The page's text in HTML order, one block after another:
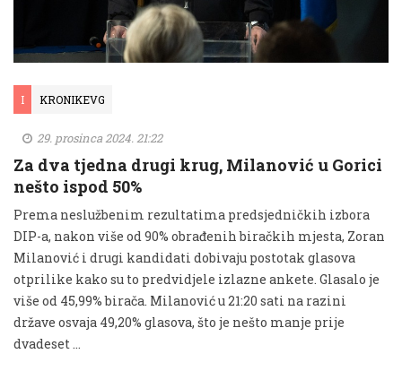
I KRONIKEVG
29. prosinca 2024. 21:22
Za dva tjedna drugi krug, Milanović u Gorici
nešto ispod 50%
Prema neslužbenim rezultatima predsjedničkih izbora
DIP-a, nakon više od 90% obrađenih biračkih mjesta, Zoran
Milanović i drugi kandidati dobivaju postotak glasova
otprilike kako su to predvidjele izlazne ankete. Glasalo je
više od 45,99% birača. Milanović u 21:20 sati na razini
države osvaja 49,20% glasova, što je nešto manje prije
dvadeset …